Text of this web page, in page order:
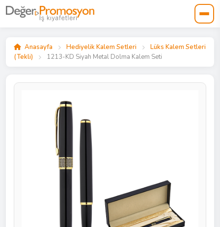
Anasayfa Hediyelik Kalem Setleri
Lüks Kalem Setleri
(Tekli)
1213-KD Siyah Metal Dolma Kalem Seti